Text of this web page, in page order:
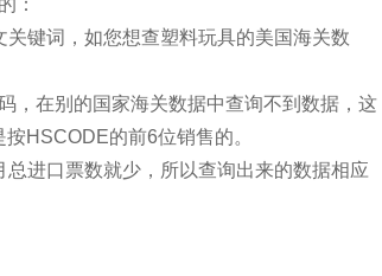
：
键词，如您想查塑料玩具的美国海关数
，在别的国家海关数据中查询不到数据，这
HSCODE的前6位销售的。
进口票数就少，所以查询出来的数据相应